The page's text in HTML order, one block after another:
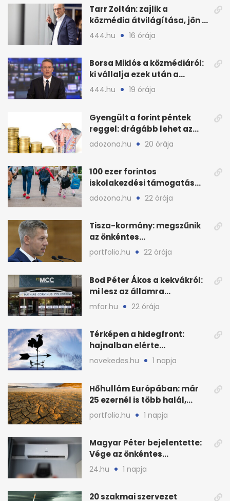
Tarr Zoltán: zajlik a
közmédia átvilágítása, jön a
nyilvános véleményezés
444.hu 16 órája
Borsa Miklós a közmédiáról:
ki vállalja ezek után a
munkát?
444.hu 19 órája
Gyengült a forint péntek
reggel: drágább lehet az
euró és a dollár
adozona.hu 20 órája
100 ezer forintos
iskolakezdési támogatás
2026 őszén: adózás,
adozona.hu 22 órája
Tisza-kormány: megszűnik
az önkéntes
fogyasztáscsökkentés
portfolio.hu 22 órája
Bod Péter Ákos a kekvákról:
mi lesz az államra
visszaszálló vagyonnal?
mfor.hu 22 órája
Térképen a hidegfront:
hajnalban elérte
Magyarország határát
novekedes.hu 1 napja
Hőhullám Európában: már
25 ezernél is több halál,
folytatódhat
portfolio.hu 1 napja
Magyar Péter bejelentette:
Vége az önkéntes
fogyasztáscsökkentésnek
24.hu 1 napja
20 szakmai szervezet